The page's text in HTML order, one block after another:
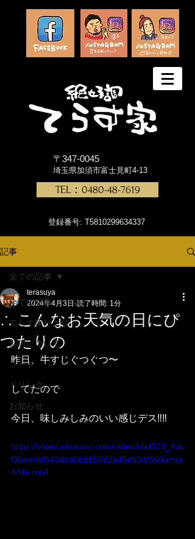
〒347-0045
埼玉県加須市富士見町4-13
TEL：0480-48-7619
登録番号: T5810299634337
記事
全ての記事
てらす家だより
お店について
フード
ドリンク
お知らせ
全ての記事
∴ こんなお天気の日にぴ
つたりの
terasuya
2024年4月3日 読了時間: 1分
昨日、牛すじぐつぐつ〜
してたので
今日、味しみしみのいい感じデス‼️‼️
https://video.wixstatic.com/video/cbd523_fba
f35eebbf545dca0bdb50d2a45c63d/360p/mp
4/file.mp4